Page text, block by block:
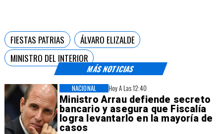
MÁS NOTICIAS
Hoy A Las 12:40
Ministro Arrau defiende secreto
bancario y asegura que Fiscalía
logra levantarlo en la mayoría de
casos
NACIONAL
FIESTAS PATRIAS
ÁLVARO ELIZALDE
MINISTRO DEL INTERIOR